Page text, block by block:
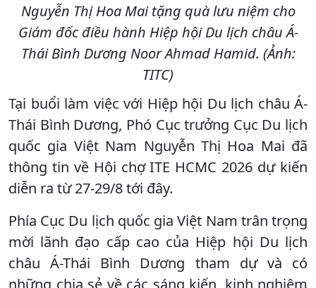
Nguyễn Thị Hoa Mai tặng quà lưu niệm cho
Giám đốc điều hành Hiệp hội Du lịch châu Á-
Thái Bình Dương Noor Ahmad Hamid. (Ảnh:
TITC)
Tại buổi làm việc với Hiệp hội Du lịch châu Á-
Thái Bình Dương, Phó Cục trưởng Cục Du lịch
quốc gia Việt Nam Nguyễn Thị Hoa Mai đã
thông tin về Hội chợ ITE HCMC 2026 dự kiến
diễn ra từ 27-29/8 tới đây.
Phía Cục Du lịch quốc gia Việt Nam trân trọng
mời lãnh đạo cấp cao của Hiệp hội Du lịch
châu Á-Thái Bình Dương tham dự và có
những chia sẻ về các sáng kiến, kinh nghiệm